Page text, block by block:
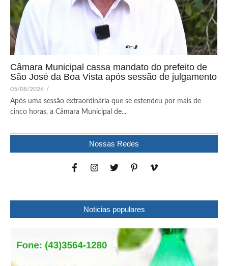
Câmara Municipal cassa mandato do prefeito de
São José da Boa Vista após sessão de julgamento
05/08/2026 /
Após uma sessão extraordinária que se estendeu por mais de
cinco horas, a Câmara Municipal de...
Nossas Redes
Noticias populares